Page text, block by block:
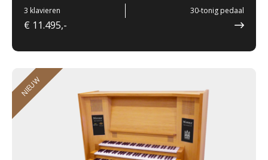
3 klavieren 30-tonig pedaal
€ 11.495,-
NIEUW